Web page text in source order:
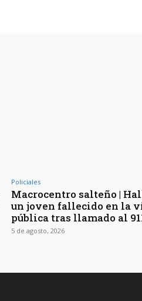
Policiales
Macrocentro salteño |
un joven fallecido en la
pública tras llamado al
5 de agosto, 2026